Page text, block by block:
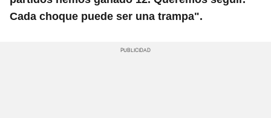
Cada choque puede ser una trampa".